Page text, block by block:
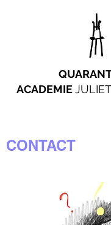
ACADEMIE
CONTACT